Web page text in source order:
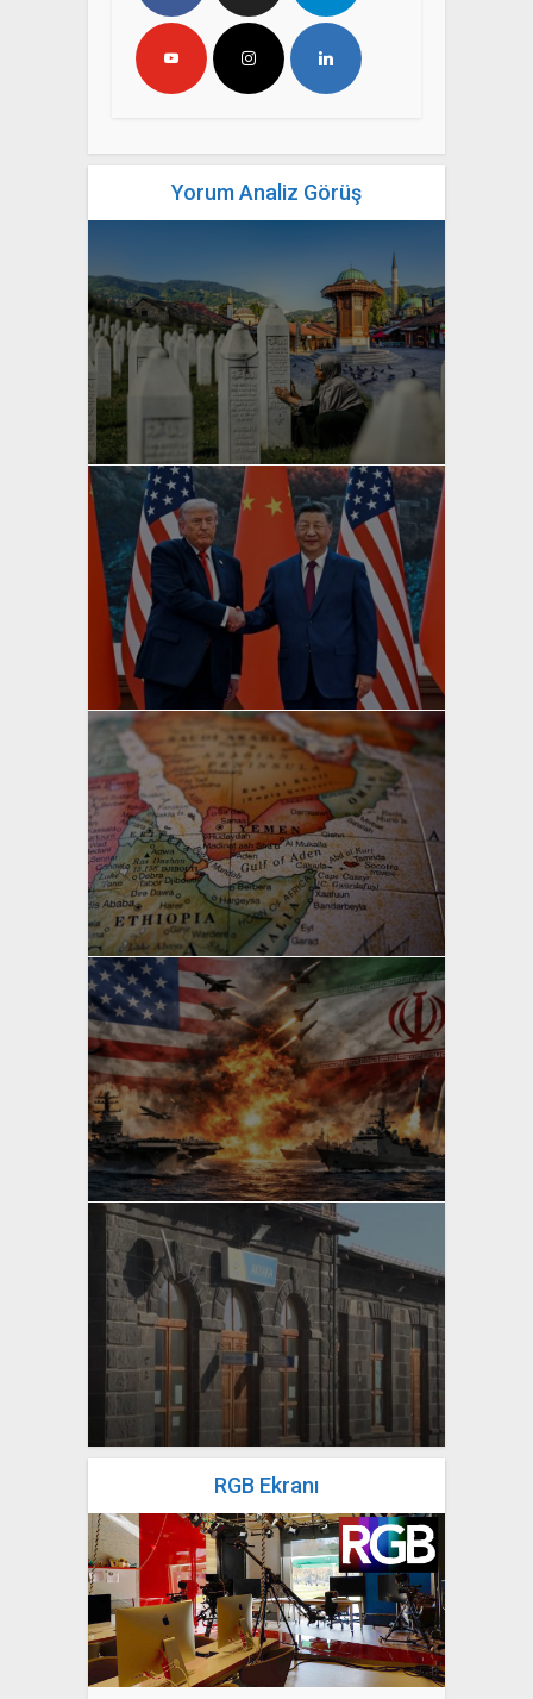
Yorum Analiz Görüş
yazan
Bahri Ak
yazan
Bahri Ak
yazan
Bahri Ak
yazan
Bahri Ak
yazan
Bahri Ak
RGB Ekranı